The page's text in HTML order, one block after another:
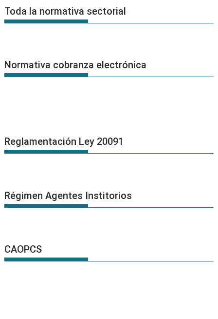
Noticias
Toda la normativa sectorial
Normativa cobranza electrónica
Reglamentación Ley 20091
Régimen Agentes Institorios
CAOPCS